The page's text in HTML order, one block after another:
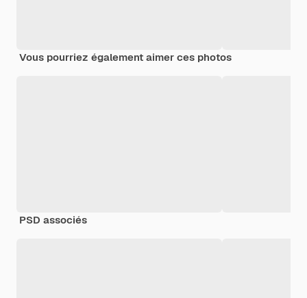
Vous pourriez également aimer ces photos
PSD associés